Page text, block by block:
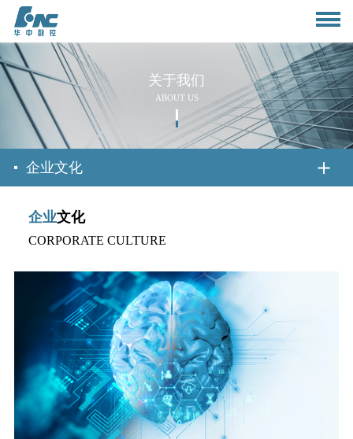
首页
关于我们
公司简介
董事长致辞
组织架构
企业文化
资质荣誉
新闻资讯
公司动态
行业动态
媒体报道
产品与应用
产品中心
应用案例
投资者关系
关于我们
ABOUT US
企业文化
企业文化
CORPORATE CULTURE